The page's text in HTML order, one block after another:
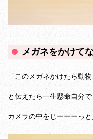
メガネをかけて
「このメガネかけたら動
と伝えたら一生懸命自分で
カメラの中をじーーーっ